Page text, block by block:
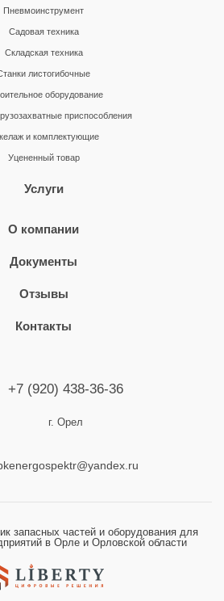
Пневмоинструмент
Садовая техника
Складская техника
листогибочные
оборудование
приспособления
и комплектующие
Уцененный товар
Услуги
О компании
Документы
Отзывы
Контакты
+7 (920) 438-36-36
г. Орел
запасных частей и оборудования для
в Орле и Орловской области